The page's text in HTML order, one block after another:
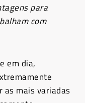
para
com
em dia,
as mais variadas